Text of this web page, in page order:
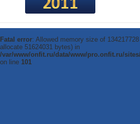
Fatal error: Allowed memory size of
allocate 51624031 bytes) in
/var/www/onfit.ru/data/www/pro.onfit.ru/
on line 101